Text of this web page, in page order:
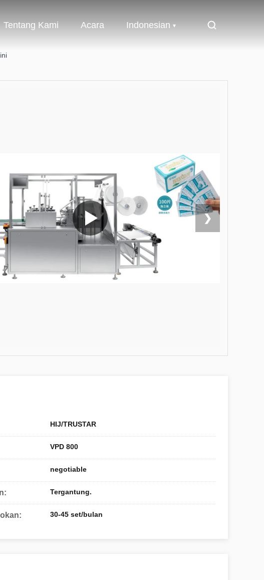
Tentang Kami Acara Indonesian
❯
HIJ/TRUSTAR
VPD 800
negotiable
Tergantung.
30-45 set/bulan